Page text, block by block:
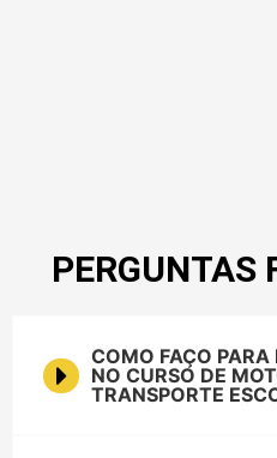
PERGUNTAS
COMO FAÇO PARA
NO CURSO DE
TRANSPORTE